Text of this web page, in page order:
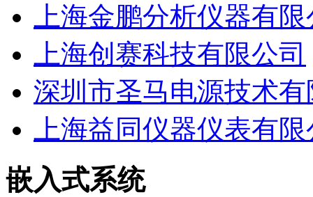
上海金鹏分析仪器有
上海创赛科技有限公司
深圳市圣马电源技术
上海益同仪器仪表有
嵌入式系统